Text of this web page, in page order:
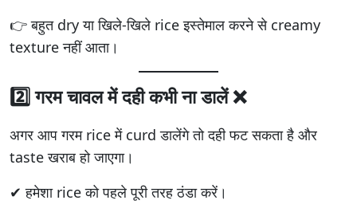
👉 बहुत dry या खिले-खिले rice इस्तेमाल करने से creamy
texture नहीं आता।
2️⃣ गरम चावल में दही कभी ना डालें ❌
अगर आप गरम rice में curd डालेंगे तो दही फट सकता है और
taste खराब हो जाएगा।
✔ हमेशा rice को पहले पूरी तरह ठंडा करें।